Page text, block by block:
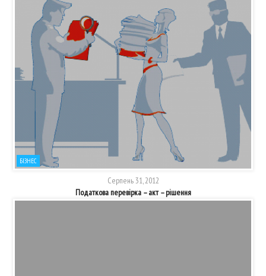
БІЗНЕС
Серпень 31, 2012
Податкова перевірка – акт – рішення